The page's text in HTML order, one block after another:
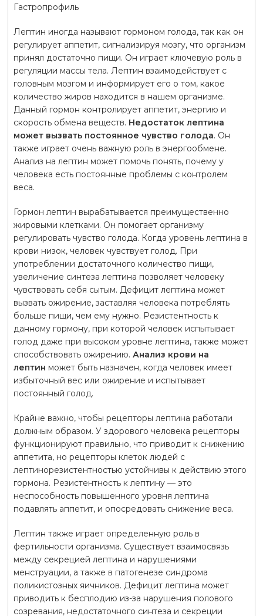
Гастропрофиль
Лептин иногда называют гормоном голода, так как он
регулирует аппетит, сигнализируя мозгу, что организм
принял достаточно пищи. Он играет ключевую роль в
регуляции массы тела. Лептин взаимодействует с
головным мозгом и информирует его о том, какое
количество жиров находится в нашем организме.
Данный гормон контролирует аппетит, энергию и
скорость обмена веществ. Недостаток лептина
может вызвать постоянное чувство голода. Он
также играет очень важную роль в энергообмене.
Анализ на лептин может помочь понять, почему у
человека есть постоянные проблемы с контролем
веса.
Гормон лептин вырабатывается преимущественно
жировыми клетками. Он помогает организму
регулировать чувство голода. Когда уровень лептина в
крови низок, человек чувствует голод. При
употреблении достаточного количество пищи,
увеличение синтеза лептина позволяет человеку
чувствовать себя сытым. Дефицит лептина может
вызвать ожирение, заставляя человека потреблять
больше пищи, чем ему нужно. Резистентность к
данному гормону, при которой человек испытывает
голод даже при высоком уровне лептина, также может
способствовать ожирению. Анализ крови на
лептин может быть назначен, когда человек имеет
избыточный вес или ожирение и испытывает
постоянный голод.
Крайне важно, чтобы рецепторы лептина работали
должным образом. У здорового человека рецепторы
функционируют правильно, что приводит к снижению
аппетита, но рецепторы клеток людей с
лептинорезистентностью устойчивы к действию этого
гормона. Резистентность к лептину — это
неспособность повышенного уровня лептина
подавлять аппетит, и опосредовать снижение веса.
Лептин также играет определенную роль в
фертильности организма. Существует взаимосвязь
между секрецией лептина и нарушениями
менструации, а также в патогенезе синдрома
поликистозных яичников. Дефицит лептина может
приводить к бесплодию из-за нарушения полового
созревания, недостаточного синтеза и секреции